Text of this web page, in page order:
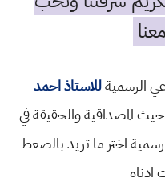
الرسميةللاستاذ احمد
المصداقية والحقيقة في
اختر ما تريد بالضغط
ادناه